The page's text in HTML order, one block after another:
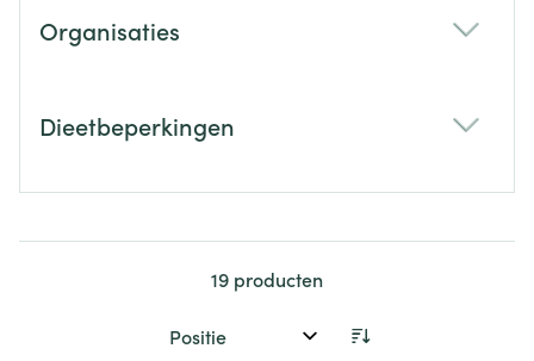
Organisaties
Dieetbeperkingen
19 producten
Sorteer op: